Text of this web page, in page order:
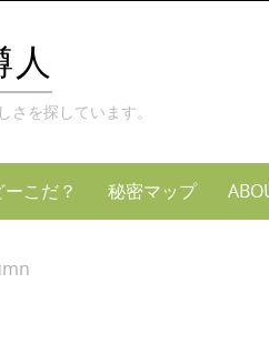
人
さを探しています。
こだ？ 秘密マップ